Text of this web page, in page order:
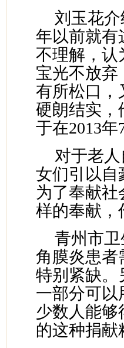
刘玉花
年以前就有
不理解，认
宝光不放弃
有所松口，
硬朗结实，
于在2013
对于老
女们引以自
为了奉献
样的奉献，
青州市
角膜炎患者
特别紧缺。
一部分可以
少数人能
的这种捐